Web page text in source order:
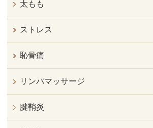
太もも
ストレス
恥骨痛
リンパマッサージ
腱鞘炎